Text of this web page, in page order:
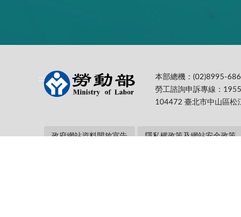
::: 本部總機：(02)8995-
勞工諮詢申訴專線：1955
104472 臺北市中山區松
政府網站資料開放宣告 隱私權政策及網站安全政策